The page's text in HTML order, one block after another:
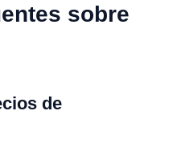
sobre
de